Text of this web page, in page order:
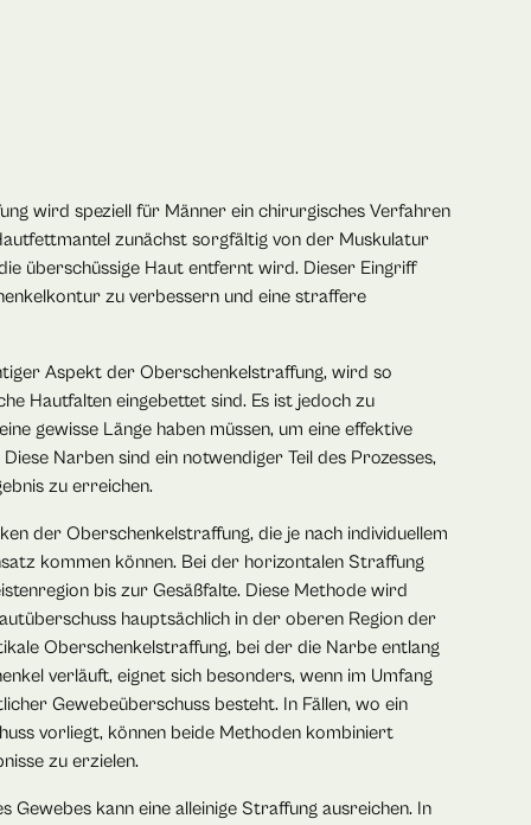
wird speziell für Männer ein chirurgisches Verfahren
zunächst sorgfältig von der Muskulatur
überschüssige Haut entfernt wird. Dieser Eingriff
zu verbessern und eine straffere
Aspekt der Oberschenkelstraffung, wird so
Hautfalten eingebettet sind. Es ist jedoch zu
gewisse Länge haben müssen, um eine effektive
Narben sind ein notwendiger Teil des Prozesses,
zu erreichen.
der Oberschenkelstraffung, die je nach individuellem
kommen können. Bei der horizontalen Straffung
bis zur Gesäßfalte. Diese Methode wird
hauptsächlich in der oberen Region der
Oberschenkelstraffung, bei der die Narbe entlang
verläuft, eignet sich besonders, wenn im Umfang
Gewebeüberschuss besteht. In Fällen, wo ein
vorliegt, können beide Methoden kombiniert
zu erzielen.
Gewebes kann eine alleinige Straffung ausreichen. In